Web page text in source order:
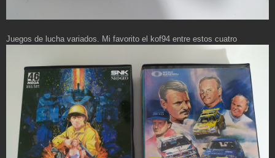
Juegos de lucha variados. Mi favorito el kof94 entre estos cuatro